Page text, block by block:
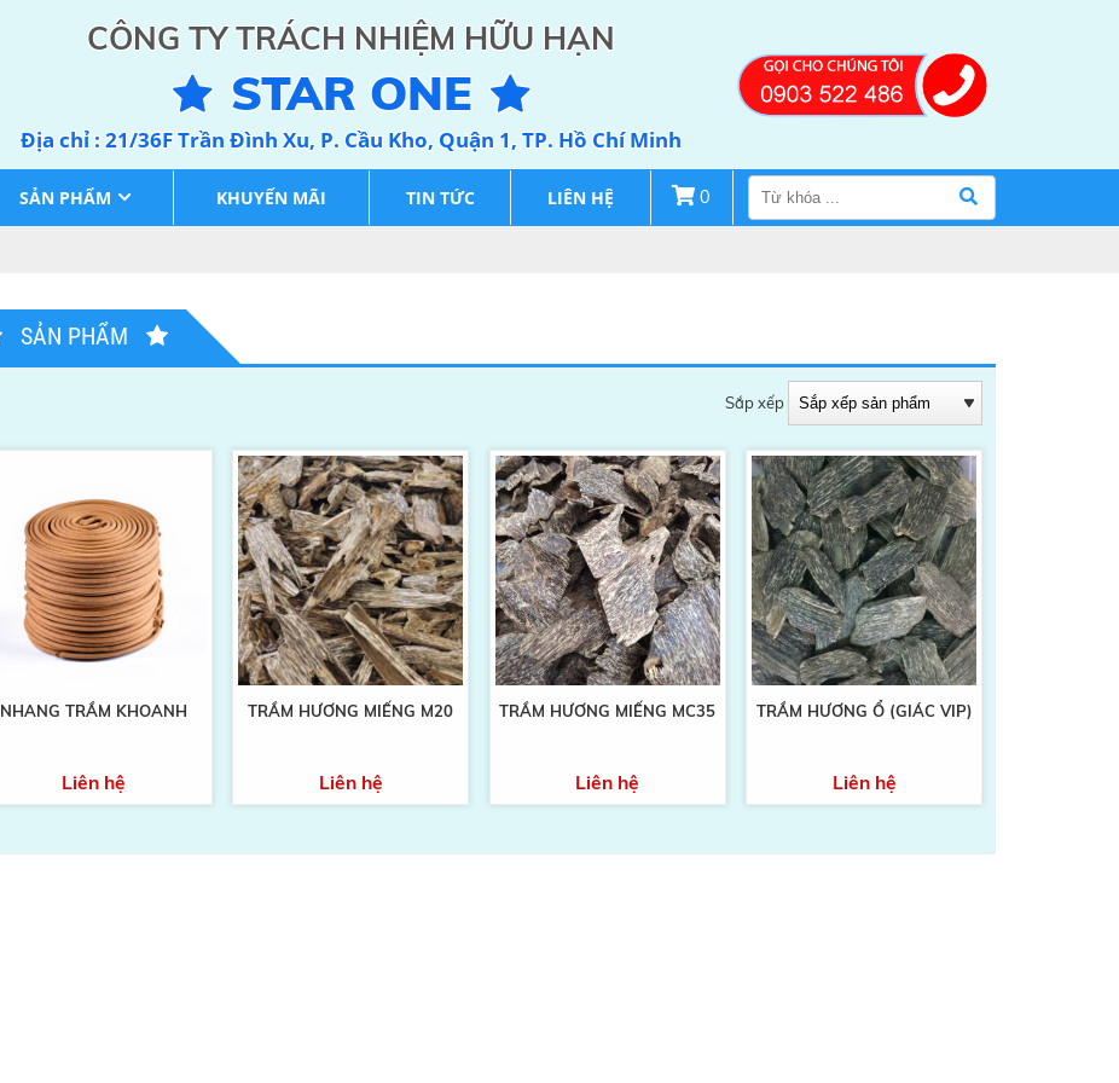
CÔNG TY TRÁCH NHIỆM HỮU HẠN
STAR ONE
Địa chỉ : 21/36F Trần Đình Xu, P. Cầu Kho, Quận 1, TP. Hồ Chí Minh
SẢN PHẨM KHUYẾN MÃI TIN TỨC LIÊN HỆ 0
SẢN PHẨM
Sắp xếp
NHANG TRẦM KHOANH
Liên hệ
TRẦM HƯƠNG MIẾNG M20
Liên hệ
TRẦM HƯƠNG MIẾNG MC35
Liên hệ
TRẦM HƯƠNG Ổ (GIÁC VIP)
Liên hệ